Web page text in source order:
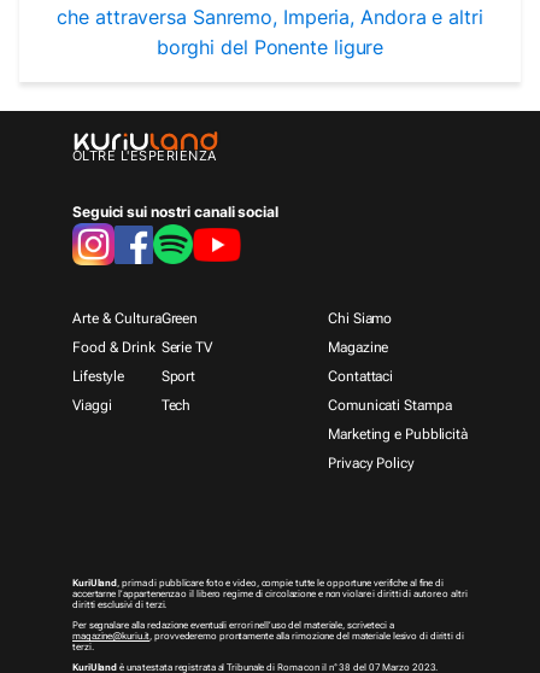
che attraversa Sanremo, Imperia, Andora e altri
borghi del Ponente ligure
OLTRE L'ESPERIENZA
Seguici sui nostri canali social
Arte & Cultura
Food & Drink
Lifestyle
Viaggi
Green
Serie TV
Sport
Tech
Chi Siamo
Magazine
Contattaci
Comunicati Stampa
Marketing e Pubblicità
Privacy Policy
KuriUland, prima di pubblicare foto e video, compie tutte le opportune verifiche al fine di
accertarne l’appartenenza o il libero regime di circolazione e non violare i diritti di autore o altri
diritti esclusivi di terzi.
Per segnalare alla redazione eventuali errori nell’uso del materiale, scriveteci a
magazine@kuriu.it, provvederemo prontamente alla rimozione del materiale lesivo di diritti di
terzi.
KuriUland è una testata registrata al Tribunale di Roma con il n° 38 del 07 Marzo 2023.